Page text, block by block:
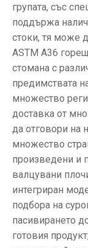
групата, със
поддържа
стоки, тя може
ASTM A36
стомана с
предимствата
множество
доставка от
да отговори на
множество
произведени и
валцувани
интегриран
подбора на
пасивирането
готовия